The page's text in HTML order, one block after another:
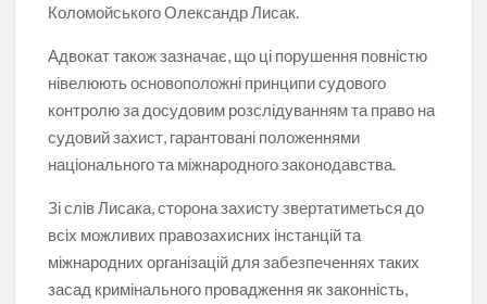
Коломойського Олександр Лисак.
Адвокат також зазначає, що ці порушення повністю
нівелюють основоположні принципи судового
контролю за досудовим розслідуванням та право на
судовий захист, гарантовані положеннями
національного та міжнародного законодавства.
Зі слів Лисака, сторона захисту звертатиметься до
всіх можливих правозахисних інстанцій та
міжнародних організацій для забезпеченнях таких
засад кримінального провадження як законність,